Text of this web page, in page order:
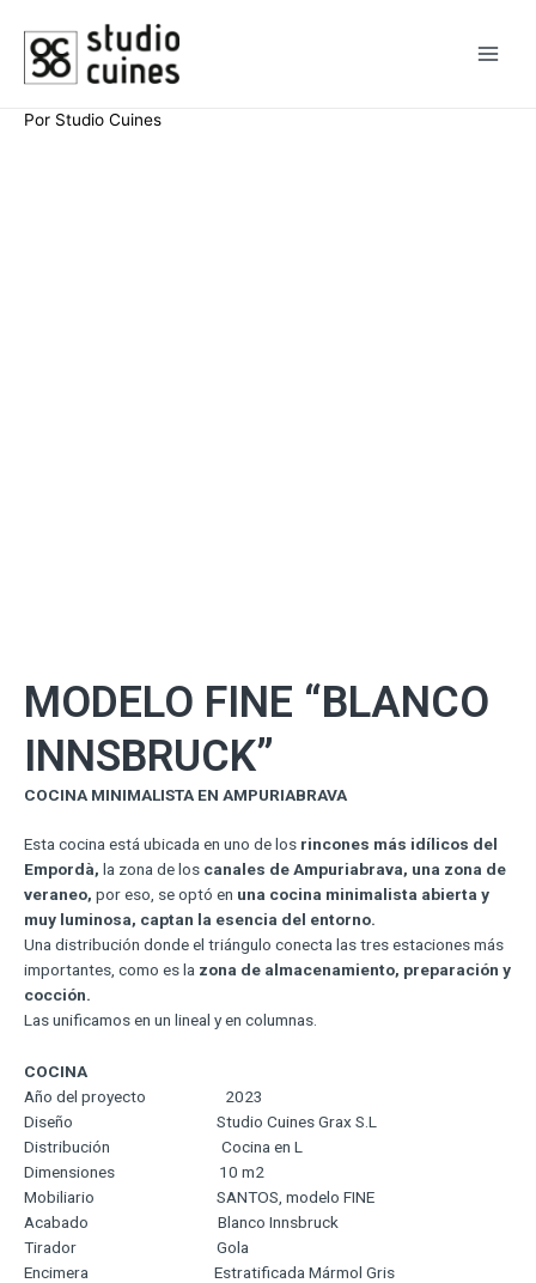
Por Studio Cuines
MODELO FINE “BLANCO
INNSBRUCK”
COCINA MINIMALISTA EN AMPURIABRAVA
Esta cocina está ubicada en uno de los rincones más idílicos del
Empordà, la zona de los canales de Ampuriabrava, una zona de
veraneo, por eso, se optó en una cocina minimalista abierta y
muy luminosa, captan la esencia del entorno.
Una distribución donde el triángulo conecta las tres estaciones más
importantes, como es la zona de almacenamiento, preparación y
cocción.
Las unificamos en un lineal y en columnas.
COCINA
Año del proyecto 2023
Diseño Studio Cuines Grax S.L
Distribución Cocina en L
Dimensiones 10 m2
Mobiliario SANTOS, modelo FINE
Acabado Blanco Innsbruck
Tirador Gola
Encimera Estratificada Mármol Gris